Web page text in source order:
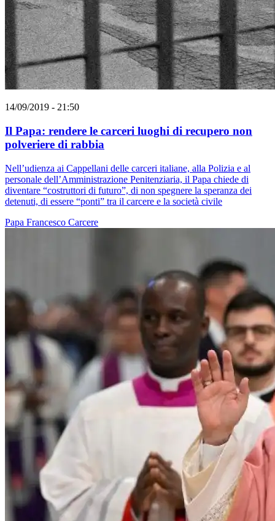
14/09/2019 - 21:50
Il Papa: rendere le carceri luoghi di recupero non
polveriere di rabbia
Nell’udienza ai Cappellani delle carceri italiane, alla Polizia e al
personale dell’Amministrazione Penitenziaria, il Papa chiede di
diventare “costruttori di futuro”, di non spegnere la speranza dei
detenuti, di essere “ponti” tra il carcere e la società civile
Papa Francesco Carcere